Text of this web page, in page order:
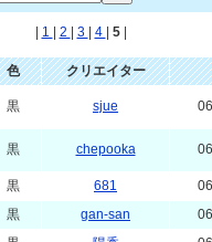
1 2 3 4 5
色 クリエイター
黒 sjue
黒 chepooka
黒 681
黒 gan-san